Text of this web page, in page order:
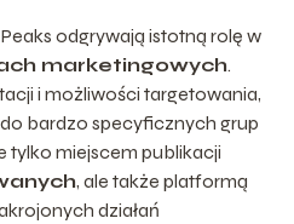
odgrywają istotną rolę w
marketingowych.
i możliwości targetowania,
bardzo specyficznych grup
tylko miejscem publikacji
, ale także platformą
działań